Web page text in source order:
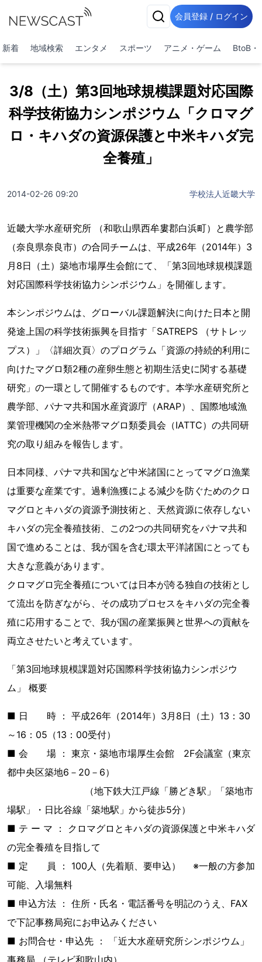
会員登録 / ログイン
新着 地域検索 エンタメ スポーツ アニメ・ゲーム BtoB・
3/8（土）第3回地球規模課題対応国際
科学技術協力シンポジウム「クロマグ
ロ・キハダの資源保護と中米キハダ完
全養殖」
2014-02-26 09:20 学校法人近畿大学
近畿大学水産研究所 （和歌山県西牟婁郡白浜町）と農学部
（奈良県奈良市）の合同チームは、平成26年（2014年）3
月8日（土）築地市場厚生会館にて、「第3回地球規模課題
対応国際科学技術協力シンポジウム」を開催します。
本シンポジウムは、グローバル課題解決に向けた日本と開
発途上国の科学技術振興を目指す「SATREPS （サトレッ
プス）」〈詳細次頁〉のプログラム「資源の持続的利用に
向けたマグロ類2種の産卵生態と初期生活史に関する基礎
研究」の一環として開催するものです。本学水産研究所と
農学部、パナマ共和国水産資源庁（ARAP）、国際地域漁
業管理機関の全米熱帯マグロ類委員会（IATTC）の共同研
究の取り組みを報告します。
日本同様、パナマ共和国など中米諸国にとってマグロ漁業
は重要な産業です。過剰漁獲による減少を防ぐためのクロ
マグロとキハダの資源予測技術と、天然資源に依存しない
キハダの完全養殖技術、この2つの共同研究をパナマ共和
国で進めることは、我が国を含む環太平洋諸国にとっても
大きな意義があります。
クロマグロ完全養殖については日本が誇る独自の技術とし
て流出を防ぎながら、その成功プロセスをキハダの完全養
殖に応用することで、我が国の産業振興と世界への貢献を
両立させたいと考えています。
「第3回地球規模課題対応国際科学技術協力シンポジウ
ム」 概要
■ 日 時 ： 平成26年（2014年）3月8日（土）13：30
～16：05（13：00受付）
■ 会 場 ： 東京・築地市場厚生会館 2F会議室（東京
都中央区築地6－20－6）
（地下鉄大江戸線「勝どき駅」「築地市
場駅」・日比谷線「築地駅」から徒歩5分）
■ テ ー マ ： クロマグロとキハダの資源保護と中米キハダ
の完全養殖を目指して
■ 定 員 ： 100人（先着順、要申込） ※一般の方参加
可能、入場無料
■ 申込方法 ： 住所・氏名・電話番号を明記のうえ、FAX
で下記事務局宛にお申込みください
■ お問合せ・申込先 ： 「近大水産研究所シンポジウム」
事務局 （テレビ和歌山内）